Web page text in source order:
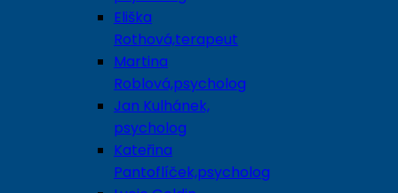
Eliška
Rothová,terapeut
Martina
Roblová,psycholog
Jan Kulhánek,
psycholog
Kateřina
Pantoflíček,psycholog